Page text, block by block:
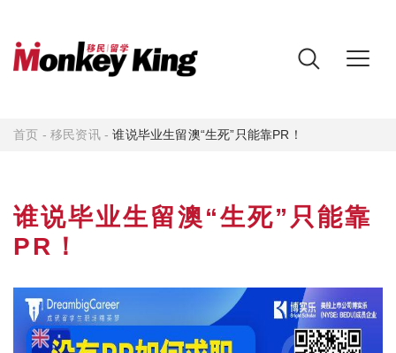
首页 -移民资讯-谁说毕业生留澳“生死”只能靠PR！
谁说毕业生留澳“生死”只能靠
PR！